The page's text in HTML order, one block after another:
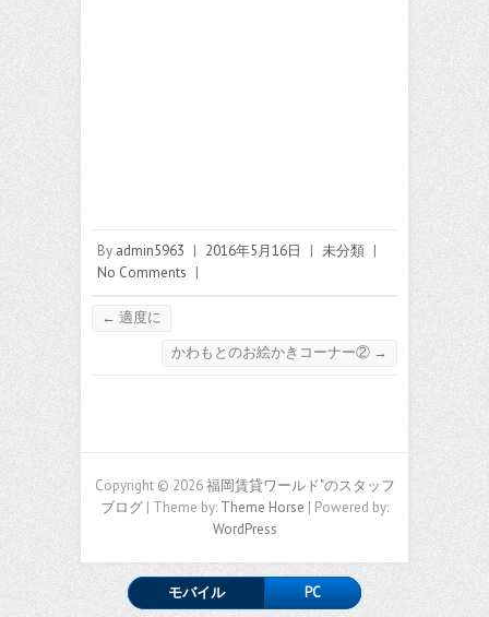
By admin5963 2016年5月16日 未分類
No Comments
← 適度に
かわもとのお絵かきコーナー② →
Copyright © 2026福岡賃貸ワールド"のスタッフ
ブログ | Theme by: Theme Horse | Powered by:
WordPress
モバイル PC